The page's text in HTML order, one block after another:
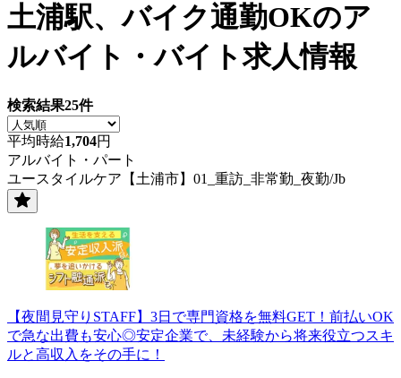
土浦駅、バイク通勤OKのア
ルバイト・バイト求人情報
検索結果25件
平均時給1,704円
アルバイト・パート
ユースタイルケア【土浦市】01_重訪_非常勤_夜勤/Jb
【夜間見守りSTAFF】3日で専門資格を無料GET！前払いOK
で急な出費も安心◎安定企業で、未経験から将来役立つスキ
ルと高収入をその手に！